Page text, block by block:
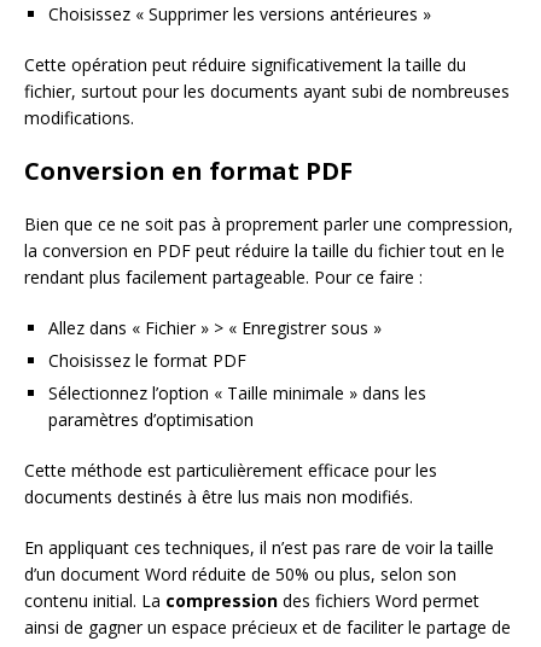
Choisissez « Supprimer les versions antérieures »
Cette opération peut réduire significativement la taille du
fichier, surtout pour les documents ayant subi de nombreuses
modifications.
Conversion en format PDF
Bien que ce ne soit pas à proprement parler une compression,
la conversion en PDF peut réduire la taille du fichier tout en le
rendant plus facilement partageable. Pour ce faire :
Allez dans « Fichier » > « Enregistrer sous »
Choisissez le format PDF
Sélectionnez l’option « Taille minimale » dans les
paramètres d’optimisation
Cette méthode est particulièrement efficace pour les
documents destinés à être lus mais non modifiés.
En appliquant ces techniques, il n’est pas rare de voir la taille
d’un document Word réduite de 50% ou plus, selon son
contenu initial. La compression des fichiers Word permet
ainsi de gagner un espace précieux et de faciliter le partage de